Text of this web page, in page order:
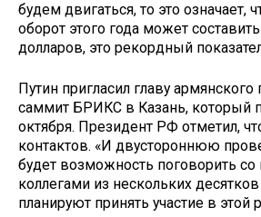
будем двигаться, то это означает,
оборот этого года может
долларов, это рекордный
Путин пригласил главу армянского
саммит БРИКС в Казань, который
октября. Президент РФ отметил,
контактов. «И двустороннюю
будет возможность поговорить
коллегами из нескольких
планируют принять участие в этой